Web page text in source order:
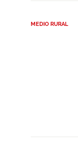
MEDIO RURAL